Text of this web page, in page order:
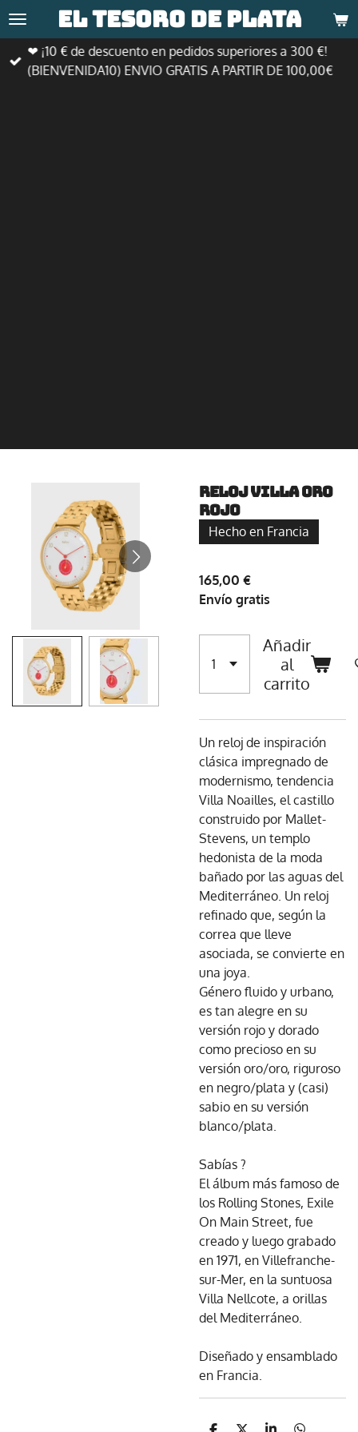
Ir
al
contenido
principal
El tesoro de plata
❤ ¡10 € de descuento en pedidos superiores a 300 €!
(BIENVENIDA10) ENVIO GRATIS A PARTIR DE 100,00€
RELOJ VILLA ORO
ROJO
Hecho en Francia
165,00 €
Envío gratis
Añadir
al
carrito
Un reloj de inspiración
clásica impregnado de
modernismo, tendencia
Villa Noailles, el castillo
construido por Mallet-
Stevens, un templo
hedonista de la moda
bañado por las aguas del
Mediterráneo. Un reloj
refinado que, según la
correa que lleve
asociada, se convierte en
una joya.
Género fluido y urbano,
es tan alegre en su
versión rojo y dorado
como precioso en su
versión oro/oro, riguroso
en negro/plata y (casi)
sabio en su versión
blanco/plata.
Sabías ?
El álbum más famoso de
los Rolling Stones, Exile
On Main Street, fue
creado y luego grabado
en 1971, en Villefranche-
sur-Mer, en la suntuosa
Villa Nellcote, a orillas
del Mediterráneo.
Diseñado y ensamblado
en Francia.